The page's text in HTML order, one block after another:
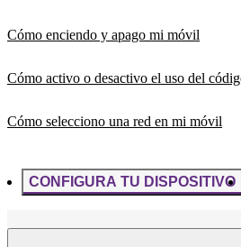
Cómo enciendo y apago mi móvil
Cómo activo o desactivo el uso del
Cómo selecciono una red en mi móvil
CONFIGURA TU DISPOSITIVO